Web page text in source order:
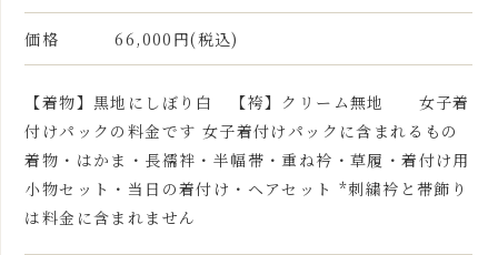
価格 66,000円(税込)
【着物】黒地にしぼり白 【袴】クリーム無地 女子着
付けパックの料金です 女子着付けパックに含まれるもの
着物・はかま・長襦袢・半幅帯・重ね衿・草履・着付け用
小物セット・当日の着付け・ヘアセット *刺繍衿と帯飾り
は料金に含まれません